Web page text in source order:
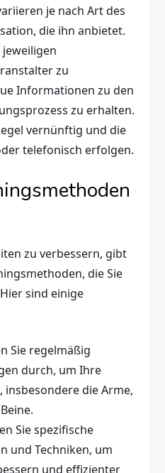
je nach Art des
die ihn anbietet.
zu
Informationen zu den
zu erhalten.
vernünftig und die
telefonisch erfolgen.
zu verbessern, gibt
die Sie
sind einige
Sie regelmäßig
durch, um Ihre
insbesondere die Arme,
Sie spezifische
und Techniken, um
und effizienter